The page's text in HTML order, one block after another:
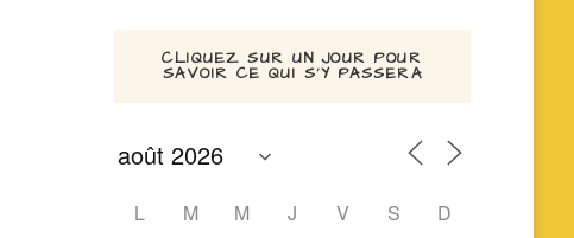
CLIQUEZ SUR UN JOUR POUR
SAVOIR CE QUI S’Y PASSERA
L M M J V S
D